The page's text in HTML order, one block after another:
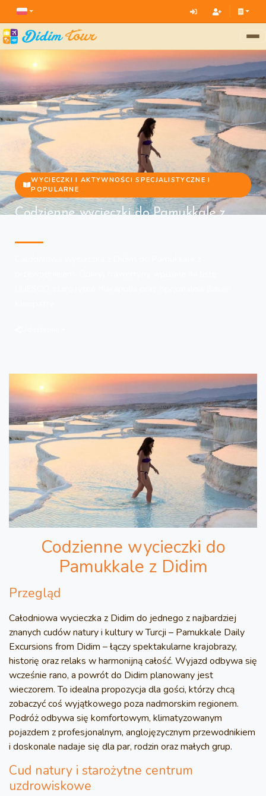
WYCIECZKI I AKTYWNOŚCI SPECJALISTYCZNE I
POPULARNE
Codzienne wycieczki do Pamukkale z
Codzienne wycieczki do
Pamukkale z Didim
Przegląd
Całodniowa wycieczka z Didim do jednego z najbardziej
znanych cudów natury i kultury w Turcji – Pamukkale Daily
Excursions from Didim – łączy spektakularne krajobrazy,
historię oraz relaks w harmonijną całość. Wyjazd odbywa się
wcześnie rano, a powrót do Didim planowany jest
wieczorem. To idealna propozycja dla gości, którzy chcą
zobaczyć coś wyjątkowego poza nadmorskim regionem.
Podróż odbywa się komfortowym, klimatyzowanym
pojazdem z profesjonalnym, anglojęzycznym przewodnikiem
i doskonale nadaje się dla par, rodzin oraz małych grup.
Cud natury i starożytne centrum
uzdrowiskowe